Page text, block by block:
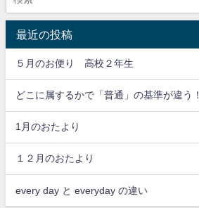
最近の投稿
５月のお便り 高校２年生
どこに属するかで「普通」の基準が違う！
1月のおたより
１２月のおたより
every day と everyday の違い